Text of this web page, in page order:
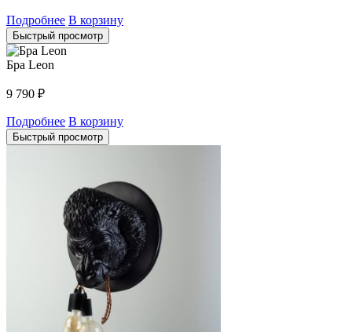
Подробнее В корзину
Быстрый просмотр
Бра Leon
9 790 ₽
Подробнее В корзину
Быстрый просмотр